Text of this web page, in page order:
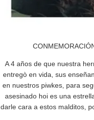
A 4 años de que nuestra
entregò en vida, sus
en nuestros piwkes, para
asesinado hoi es una
darle cara a estos malditos,